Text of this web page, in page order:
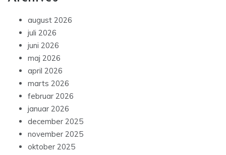
august 2026
juli 2026
juni 2026
maj 2026
april 2026
marts 2026
februar 2026
januar 2026
december 2025
november 2025
oktober 2025